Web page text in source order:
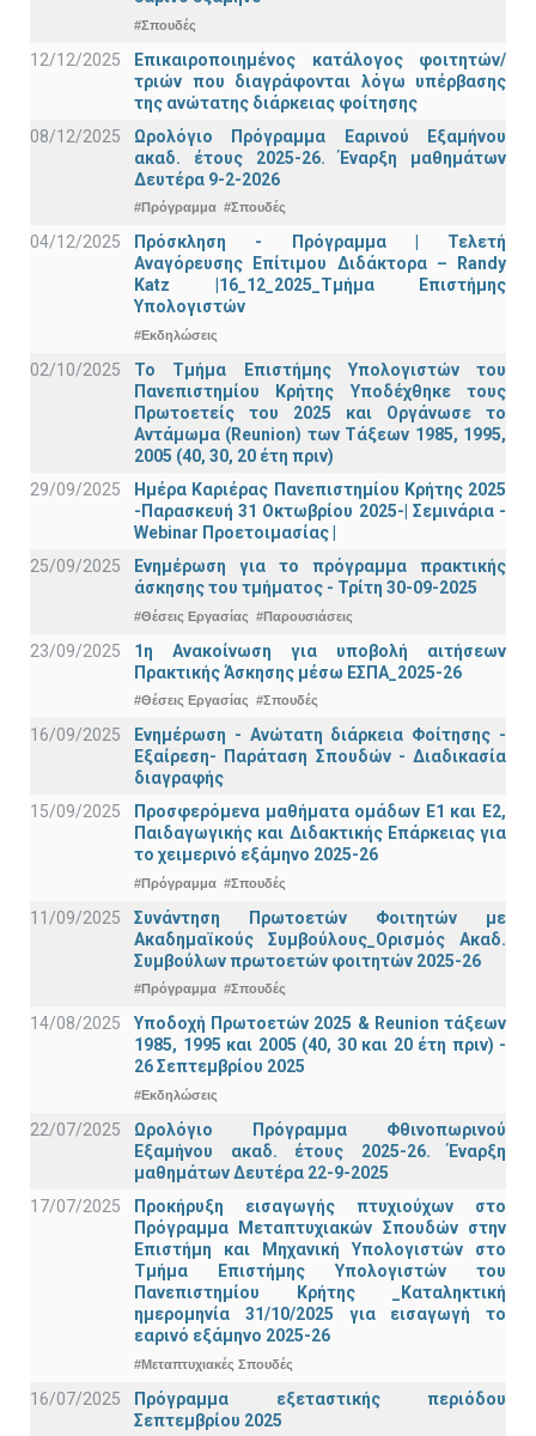
#Σπουδές
12/12/2025
Επικαιροποιημένος κατάλογος φοιτητών/
τριών που διαγράφονται λόγω υπέρβασης
της ανώτατης διάρκειας φοίτησης
08/12/2025
Ωρολόγιο Πρόγραμμα Εαρινού Εξαμήνου
ακαδ. έτους 2025-26. Έναρξη μαθημάτων
Δευτέρα 9-2-2026
#Πρόγραμμα #Σπουδές
04/12/2025
Πρόσκληση - Πρόγραμμα | Τελετή
Αναγόρευσης Επίτιμου Διδάκτορα – Randy
Katz |16_12_2025_Τμήμα Επιστήμης
Υπολογιστών
#Εκδηλώσεις
02/10/2025
Το Τμήμα Επιστήμης Υπολογιστών του
Πανεπιστημίου Κρήτης Υποδέχθηκε τους
Πρωτοετείς του 2025 και Οργάνωσε το
Αντάμωμα (Reunion) των Τάξεων 1985, 1995,
2005 (40, 30, 20 έτη πριν)
29/09/2025
Ημέρα Καριέρας Πανεπιστημίου Κρήτης 2025
-Παρασκευή 31 Οκτωβρίου 2025-| Σεμινάρια -
Webinar Προετοιμασίας |
25/09/2025
Ενημέρωση για το πρόγραμμα πρακτικής
άσκησης του τμήματος - Τρίτη 30-09-2025
#Θέσεις Εργασίας #Παρουσιάσεις
23/09/2025
1η Ανακοίνωση για υποβολή αιτήσεων
Πρακτικής Άσκησης μέσω ΕΣΠΑ_2025-26
#Θέσεις Εργασίας #Σπουδές
16/09/2025
Ενημέρωση - Ανώτατη διάρκεια Φοίτησης -
Εξαίρεση- Παράταση Σπουδών - Διαδικασία
διαγραφής
15/09/2025
Προσφερόμενα μαθήματα ομάδων Ε1 και Ε2,
Παιδαγωγικής και Διδακτικής Επάρκειας για
το χειμερινό εξάμηνο 2025-26
#Πρόγραμμα #Σπουδές
11/09/2025
Συνάντηση Πρωτοετών Φοιτητών με
Ακαδημαϊκούς Συμβούλους_Ορισμός Ακαδ.
Συμβούλων πρωτοετών φοιτητών 2025-26
#Πρόγραμμα #Σπουδές
14/08/2025
Υποδοχή Πρωτοετών 2025 & Reunion τάξεων
1985, 1995 και 2005 (40, 30 και 20 έτη πριν) -
26 Σεπτεμβρίου 2025
#Εκδηλώσεις
22/07/2025
Ωρολόγιο Πρόγραμμα Φθινοπωρινού
Εξαμήνου ακαδ. έτους 2025-26. Έναρξη
μαθημάτων Δευτέρα 22-9-2025
17/07/2025
Προκήρυξη εισαγωγής πτυχιούχων στo
Πρόγραμμα Μεταπτυχιακών Σπουδών στην
Επιστήμη και Μηχανική Υπολογιστών στο
Τμήμα Eπιστήμης Υπολογιστών του
Πανεπιστημίου Κρήτης _Καταληκτική
ημερομηνία 31/10/2025 για εισαγωγή το
εαρινό εξάμηνο 2025-26
#Μεταπτυχιακές Σπουδές
16/07/2025
Πρόγραμμα εξεταστικής περιόδου
Σεπτεμβρίου 2025